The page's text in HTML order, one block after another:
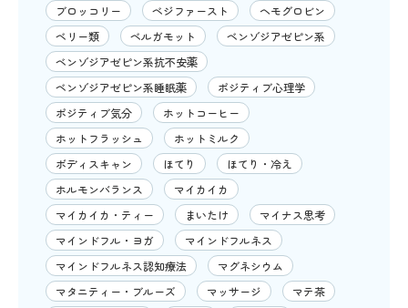
ブロッコリー
ベジファースト
ヘモグロビン
ベリー類
ベルガモット
ベンゾジアゼピン系
ベンゾジアゼピン系抗不安薬
ベンゾジアゼピン系睡眠薬
ポジティブ心理学
ポジティブ気分
ホットコーヒー
ホットフラッシュ
ホットミルク
ボディスキャン
ほてり
ほてり・冷え
ホルモンバランス
マイカイカ
マイカイカ・ティー
まいたけ
マイナス思考
マインドフル・ヨガ
マインドフルネス
マインドフルネス認知療法
マグネシウム
マタニティー・ブルーズ
マッサージ
マテ茶